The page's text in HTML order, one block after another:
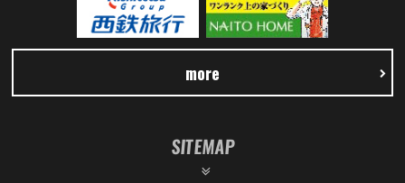
more
SITEMAP